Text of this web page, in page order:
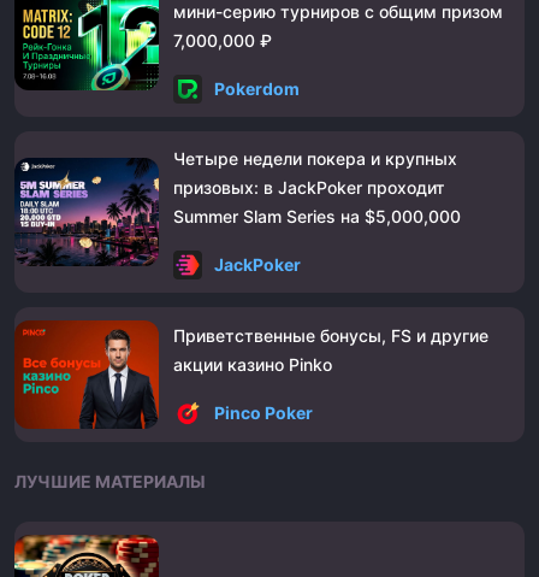
мини-серию турниров с общим призом
7,000,000 ₽
Pokerdom
Четыре недели покера и крупных
призовых: в JackPoker проходит
Summer Slam Series на $5,000,000
JackPoker
Приветственные бонусы, FS и другие
акции казино Pinko
Pinco Poker
ЛУЧШИЕ МАТЕРИАЛЫ